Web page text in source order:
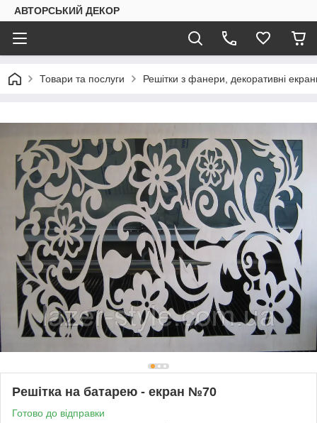
АВТОРСЬКИЙ ДЕКОР
Товари та послуги Решітки з фанери, декоративні
Решітка на батарею - екран №70
Готово до відправки